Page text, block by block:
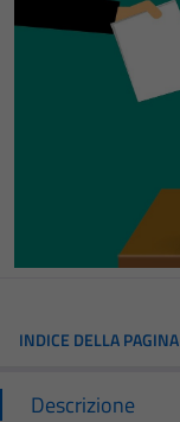
INDICE DELLA PAGINA
Descrizione